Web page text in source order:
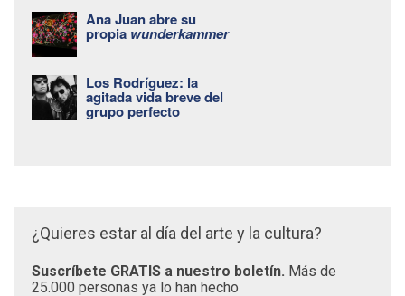
Ana Juan abre su
propia wunderkammer
Los Rodríguez: la
agitada vida breve del
grupo perfecto
¿Quieres estar al día del arte y la cultura?
Suscríbete GRATIS a nuestro boletín. Más de
25.000 personas ya lo han hecho